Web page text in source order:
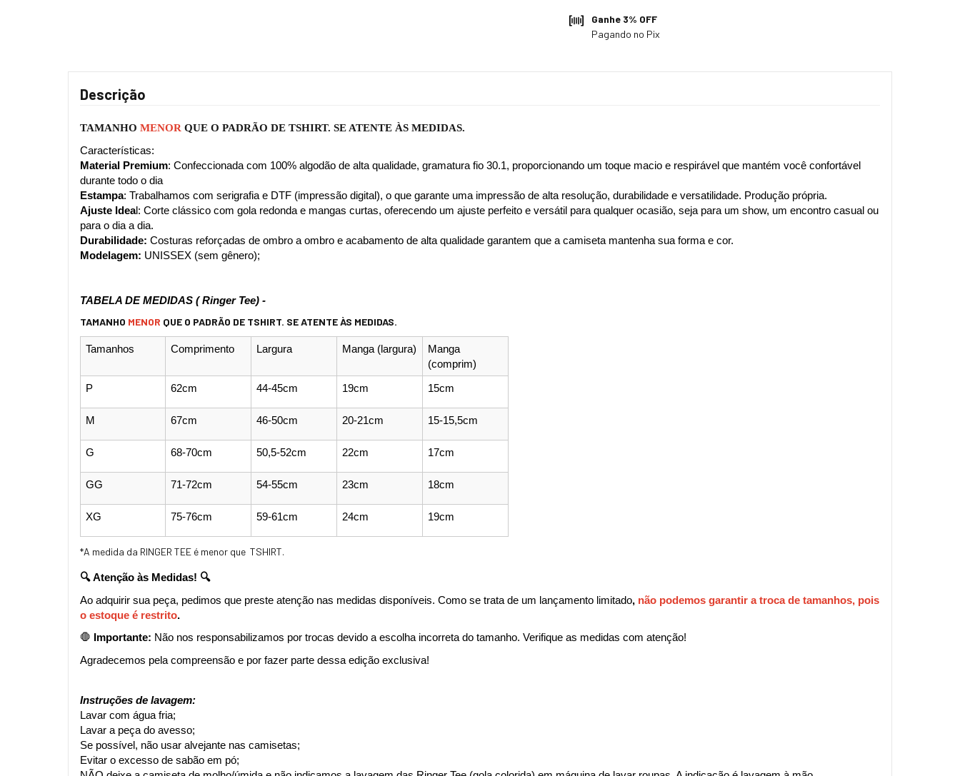
Ganhe 3% OFF
Pagando no Pix
Descrição
TAMANHO MENOR QUE O PADRÃO DE TSHIRT. SE ATENTE ÀS MEDIDAS.
Características:
Material Premium: Confeccionada com 100% algodão de alta qualidade, gramatura fio 30.1, proporcionando um toque macio e respirável que mantém você confortável
durante todo o dia
Estampa: Trabalhamos com serigrafia e DTF (impressão digital), o que garante uma impressão de alta resolução, durabilidade e versatilidade. Produção própria.
Ajuste Ideal: Corte clássico com gola redonda e mangas curtas, oferecendo um ajuste perfeito e versátil para qualquer ocasião, seja para um show, um encontro casual ou
para o dia a dia.
Durabilidade: Costuras reforçadas de ombro a ombro e acabamento de alta qualidade garantem que a camiseta mantenha sua forma e cor.
Modelagem: UNISSEX (sem gênero);
TABELA DE MEDIDAS ( Ringer Tee) -
TAMANHO MENOR QUE O PADRÃO DE TSHIRT. SE ATENTE ÀS MEDIDAS.
Tamanhos Comprimento Largura Manga (largura)
Manga
(comprim)
P
62cm 44-45cm 19cm 15cm
M 67cm 46-50cm 20-21cm 15-15,5cm
G 68-70cm 50,5-52cm 22cm 17cm
GG 71-72cm 54-55cm 23cm 18cm
XG 75-76cm 59-61cm 24cm 19cm
*A medida da RINGER TEE é menor que TSHIRT.
🔍 Atenção às Medidas! 🔍
Ao adquirir sua peça, pedimos que preste atenção nas medidas disponíveis. Como se trata de um lançamento limitado, não podemos garantir a troca de tamanhos, pois
o estoque é restrito.
🛑 Importante: Não nos responsabilizamos por trocas devido a escolha incorreta do tamanho. Verifique as medidas com atenção!
Agradecemos pela compreensão e por fazer parte dessa edição exclusiva!
Instruções de lavagem:
Lavar com água fria;
Lavar a peça do avesso;
Se possível, não usar alvejante nas camisetas;
Evitar o excesso de sabão em pó;